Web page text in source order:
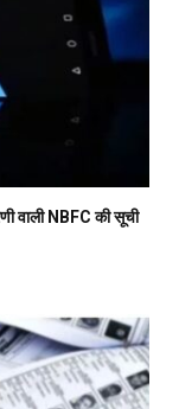
वाली NBFC की सूची